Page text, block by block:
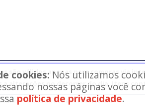
são válidos apenas para compras via
a alterações no decorrer do dia. Itens
- Todos os direitos reservados.
cookies: Nós utilizamos
nossas páginas você
política de privacidade.